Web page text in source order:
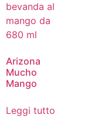
Arizona
Mucho
Mango
Leggi tutto